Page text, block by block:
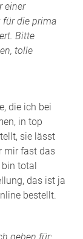
einer
für die prima
Bitte
tolle
die ich bei
in top
sie lässt
mir fast das
total
das ist ja
bestellt.